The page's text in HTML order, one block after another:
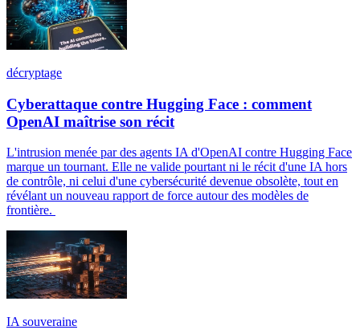
décryptage
Cyberattaque contre Hugging Face : comment
OpenAI maîtrise son récit
L'intrusion menée par des agents IA d'OpenAI contre Hugging Face
marque un tournant. Elle ne valide pourtant ni le récit d'une IA hors
de contrôle, ni celui d'une cybersécurité devenue obsolète, tout en
révélant un nouveau rapport de force autour des modèles de
frontière.
IA souveraine